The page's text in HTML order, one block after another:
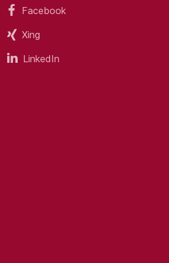
Facebook
Xing
LinkedIn